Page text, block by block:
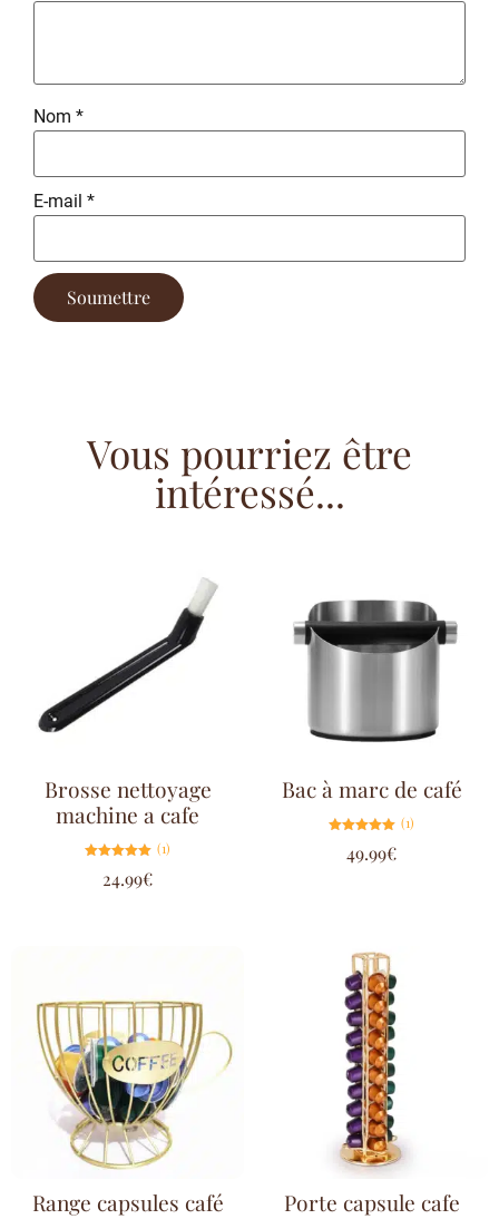
Nom *
E-mail *
Vous pourriez être
intéressé...
Brosse nettoyage
machine a cafe
5.00
sur 5
(1)
24.99€
Bac à marc de café
5.00
sur 5
(1)
49.99€
Range capsules café
Porte capsule cafe